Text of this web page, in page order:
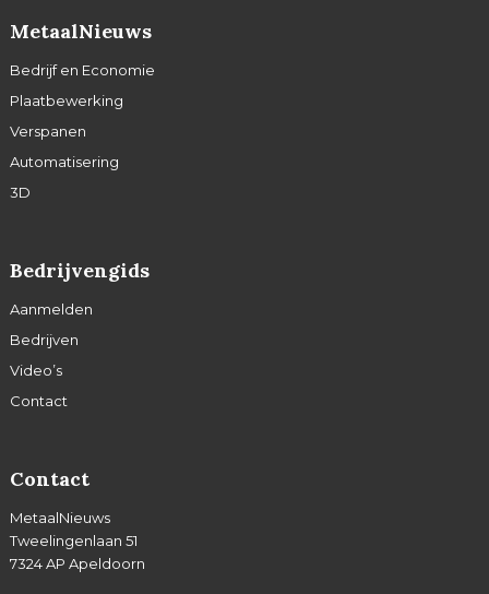
MetaalNieuws
Bedrijf en Economie
Plaatbewerking
Verspanen
Automatisering
3D
Bedrijvengids
Aanmelden
Bedrijven
Video’s
Contact
Contact
MetaalNieuws
Tweelingenlaan 51
7324 AP Apeldoorn